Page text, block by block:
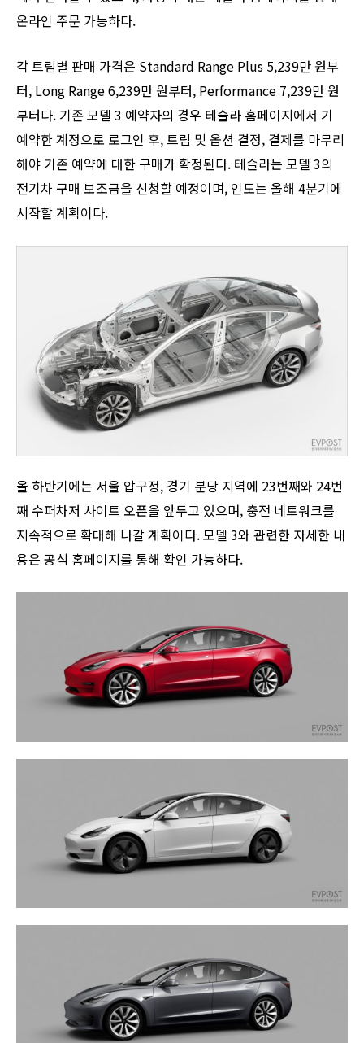
온라인 주문 가능하다.
각 트림별 판매 가격은 Standard Range Plus 5,239만 원부
터, Long Range 6,239만 원부터, Performance 7,239만 원
부터다. 기존 모델 3 예약자의 경우 테슬라 홈페이지에서 기
예약한 계정으로 로그인 후, 트림 및 옵션 결정, 결제를 마무리
해야 기존 예약에 대한 구매가 확정된다. 테슬라는 모델 3의
전기차 구매 보조금을 신청할 예정이며, 인도는 올해 4분기에
시작할 계획이다.
올 하반기에는 서울 압구정, 경기 분당 지역에 23번째와 24번
째 수퍼차저 사이트 오픈을 앞두고 있으며, 충전 네트워크를
지속적으로 확대해 나갈 계획이다. 모델 3와 관련한 자세한 내
용은 공식 홈페이지를 통해 확인 가능하다.